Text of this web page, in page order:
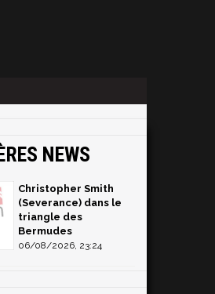
NEWS
Christopher Smith
(Severance) dans le
triangle des
Bermudes
06/08/2026, 23:24